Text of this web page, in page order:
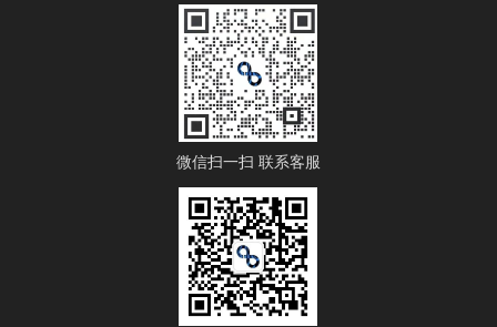
微信扫一扫 联系客服